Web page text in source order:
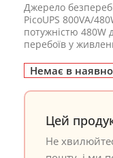
Джерело
PicoUPS 800VA/
потужністю 480W
перебоїв у
Немає в
Цей
Не